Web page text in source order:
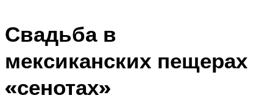
Свадьба в
мексиканских пещерах
«сенотах»